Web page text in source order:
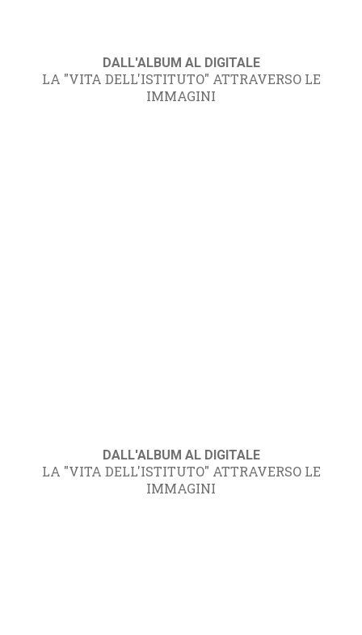
DALL'ALBUM AL DIGITALE
LA "VITA DELL'ISTITUTO" ATTRAVERSO LE
IMMAGINI
DALL'ALBUM AL DIGITALE
LA "VITA DELL'ISTITUTO" ATTRAVERSO LE
IMMAGINI